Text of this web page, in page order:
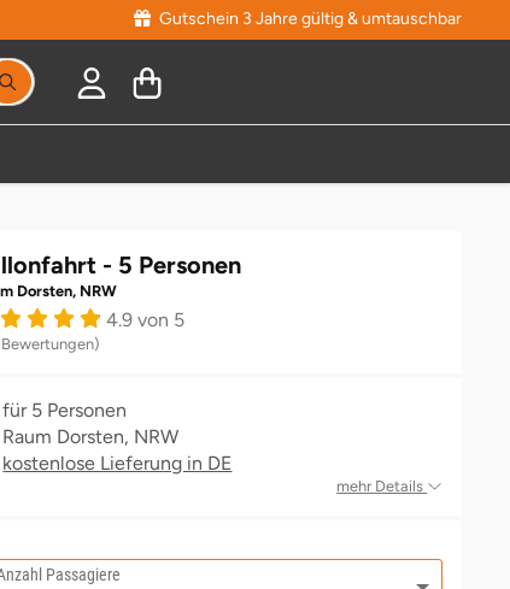
Gutschein 3 Jahre gültig & umtauschbar
Suchbegriff eingeben, Vorschläge erscheinen
- 5 Personen
Dorsten, NRW
4.9 von 5
für 5 Personen
Raum Dorsten, NRW
kostenlose Lieferung in DE
mehr Details
Passagiere